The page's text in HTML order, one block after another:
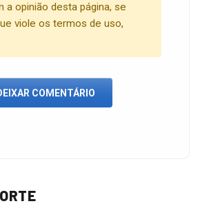
a opinião desta página, se
viole os termos de uso,
COMENTÁRIO